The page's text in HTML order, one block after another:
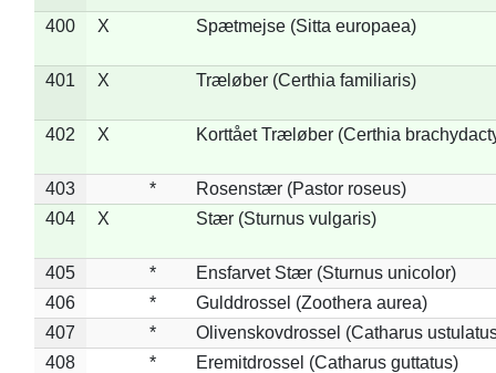
400 X Spætmejse (Sitta europaea)
401 X Træløber (Certhia familiaris)
402 X Korttået Træløber (Certhia
403 *
Rosenstær (Pastor roseus)
404
X Stær (Sturnus vulgaris)
405 *
Ensfarvet Stær (Sturnus unicolor)
406
*
Gulddrossel (Zoothera aurea)
407
*
Olivenskovdrossel (Catharus
408
*
Eremitdrossel (Catharus guttatus)